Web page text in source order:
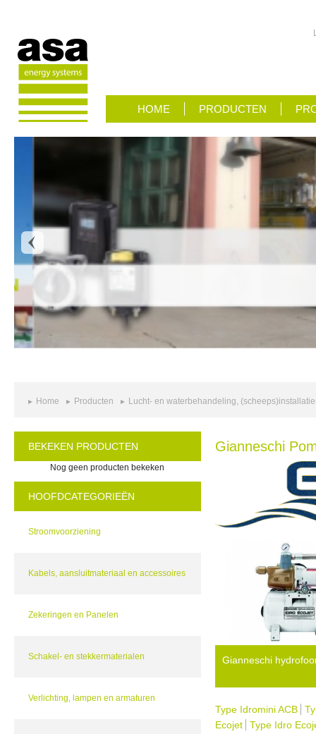
HOME PRODUCTEN
Home Producten Lucht- en waterbehandeling,
BEKEKEN PRODUCTEN
Nog geen producten bekeken
HOOFDCATEGORIEËN
Stroomvoorziening
Kabels, aansluitmateriaal en accessoires
Zekeringen en Panelen
Schakel- en stekkermaterialen
Verlichting, lampen en armaturen
Gianneschi
Gianneschi
Type Idromini ACB
Ecojet
Type Idro